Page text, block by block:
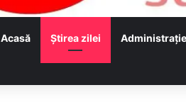
Acasă Ştirea zilei Administraţie